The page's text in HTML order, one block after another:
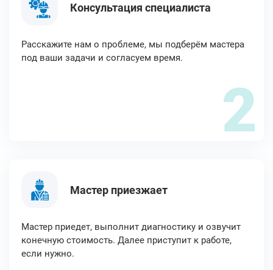
Консультация специалиста
Расскажите нам о проблеме, мы подберём мастера
под ваши задачи и согласуем время.
2
Мастер приезжает
Мастер приедет, выполнит диагностику и озвучит
конечную стоимость. Далее приступит к работе,
если нужно.